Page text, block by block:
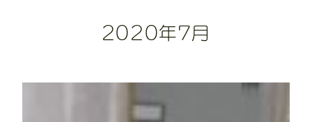
2020年7月